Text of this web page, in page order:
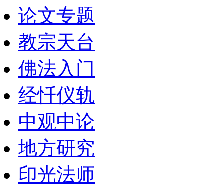
论文专题
教宗天台
佛法入门
经忏仪轨
中观中论
地方研究
印光法师